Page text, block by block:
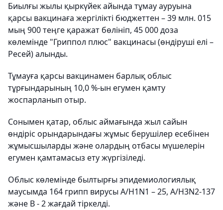
Биылғы жылы қыркүйек айында тұмау ауруына
қарсы вакцинаға жергілікті бюджеттен – 39 млн. 015
мың 900 теңге қаражат бөлініп, 45 000 доза
көлемінде "Гриппол плюс" вакцинасы (өндіруші елі –
Ресей) алынды.
Тұмауға қарсы вакцинамен барлық облыс
тұрғындарының 10,0 %-ын егумен қамту
жоспарланып отыр.
Сонымен қатар, облыс аймағында жыл сайын
өндіріс орындарындағы жұмыс берушілер есебінен
жұмысшыларды және олардың отбасы мүшелерін
егумен қамтамасыз ету жүргізіледі.
Облыс көлемінде былтырғы эпидемиологиялық
маусымда 164 грипп вирусы А/H1N1 – 25, А/H3N2-137
және В - 2 жағдай тіркелді.